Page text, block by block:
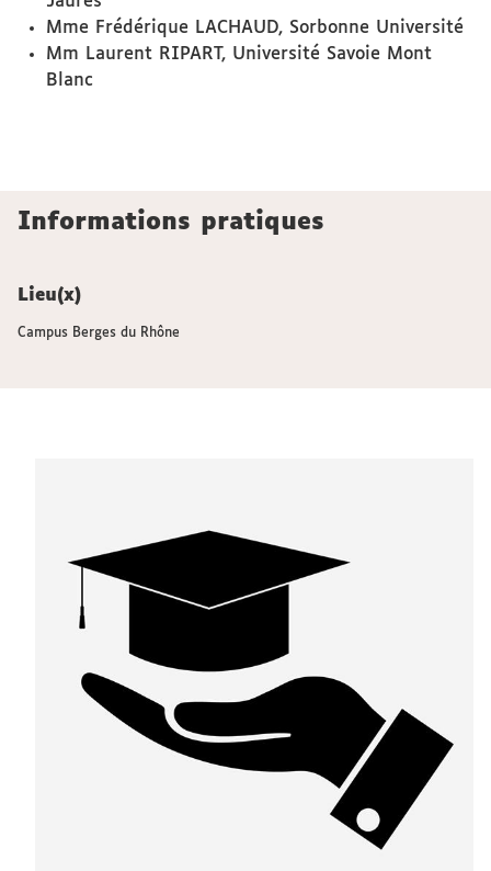
Mme Frédérique LACHAUD, Sorbonne Université
Mm Laurent RIPART, Université Savoie Mont
Blanc
Informations pratiques
Lieu(x)
Campus Berges du Rhône